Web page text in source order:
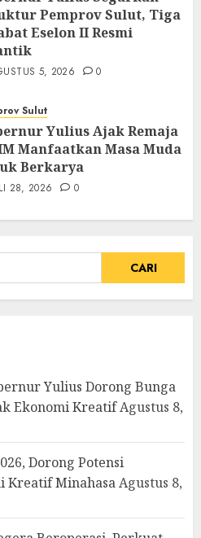
Pemprov Sulut, Tiga
Eselon II Resmi
5, 2026 0
Sulut
Yulius Ajak Remaja
Manfaatkan Masa Muda
Berkarya
28, 2026 0
Yulius Dorong Bunga
Ekonomi KreatifAgustus 8,
Dorong Potensi
Kreatif MinahasaAgustus 8,